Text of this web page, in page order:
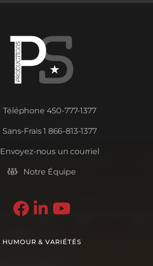
Téléphone 450-777-1377
Sans-Frais 1 866-813-1377
Envoyez-nous un courriel
 Notre Équipe
  
HUMOUR & VARIÉTÉS